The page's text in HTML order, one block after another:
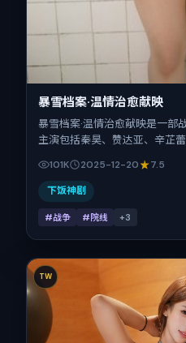
暴雪档案·温情治愈献映
暴雪档案·温情治愈献映是一部
主演包括秦昊、赞达亚、辛芷
品主要在中国大陆取景与发行
面，首映日期 2025-12-20，正
101K 2025-12-20 7.5
下饭神剧
#战争 #院线 +3
TW